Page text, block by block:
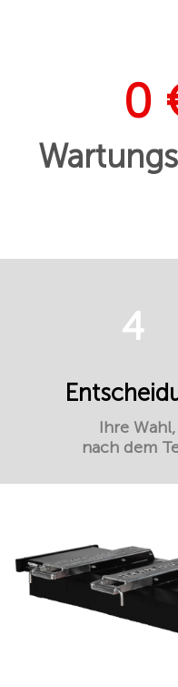
0
4
Ihre Wahl,
nach dem